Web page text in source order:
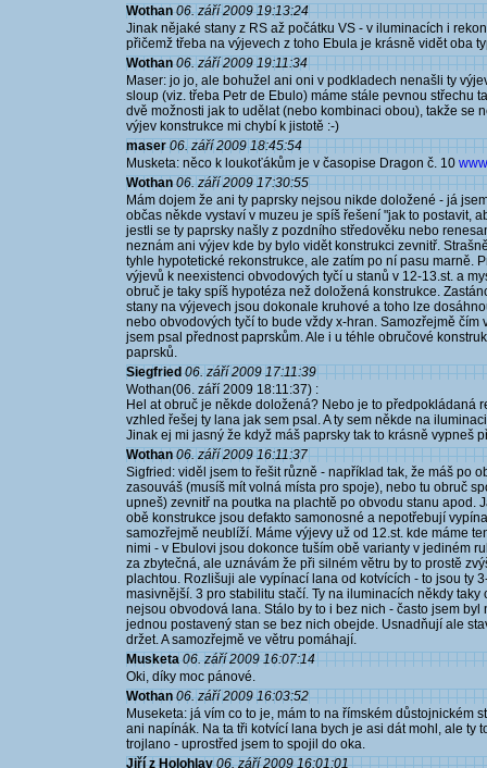
Wothan 06. září 2009 19:13:24
Jinak nějaké stany z RS až počátku VS - v iluminacích i
přičemž třeba na výjevech z toho Ebula je krásně vidět oba
Wothan 06. září 2009 19:11:34
Maser: jo jo, ale bohužel ani oni v podkladech nenašli ty
sloup (viz. třeba Petr de Ebulo) máme stále pevnou střechu
dvě možnosti jak to udělat (nebo kombinaci obou), takže se
výjev konstrukce mi chybí k jistotě :-)
maser 06. září 2009 18:45:54
Musketa: něco k loukoťákům je v časopise Dragon č. 10
Wothan 06. září 2009 17:30:55
Mám dojem že ani ty paprsky nejsou nikde doložené - já
občas někde vystaví v muzeu je spíš řešení "jak to postavit,
jestli se ty paprsky našly z pozdního středověku nebo
neznám ani výjev kde by bylo vidět konstrukci zevnitř.
tyhle hypotetické rekonstrukce, ale zatím po ní pasu marně.
výjevů k neexistenci obvodových tyčí u stanů v 12-13.st. a
obruč je taky spíš hypotéza než doložená konstrukce.
stany na výjevech jsou dokonale kruhové a toho lze
nebo obvodových tyčí to bude vždy x-hran. Samozřejmě
jsem psal přednost paprskům. Ale i u téhle obručové
paprsků.
Siegfried 06. září 2009 17:11:39
Wothan(06. září 2009 18:11:37) :
Hel at obruč je někde doložená? Nebo je to předpokládaná
vzhled řešej ty lana jak sem psal. A ty sem někde na
Jinak ej mi jasný že když máš paprsky tak to krásně vypneš
Wothan 06. září 2009 16:11:37
Sigfried: viděl jsem to řešit různě - například tak, že máš po
zasouváš (musíš mít volná místa pro spoje), nebo tu obruč
upneš) zevnitř na poutka na plachtě po obvodu stanu apod.
obě konstrukce jsou defakto samonosné a nepotřebují
samozřejmě neublíží. Máme výjevy už od 12.st. kde máme
nimi - v Ebulovi jsou dokonce tuším obě varianty v jediném
za zbytečná, ale uznávám že při silném větru by to prostě
plachtou. Rozlišuji ale vypínací lana od kotvících - to jsou ty
masivnější. 3 pro stabilitu stačí. Ty na iluminacích někdy
nejsou obvodová lana. Stálo by to i bez nich - často jsem
jednou postavený stan se bez nich obejde. Usnadňují ale
držet. A samozřejmě ve větru pomáhají.
Musketa 06. září 2009 16:07:14
Oki, díky moc pánové.
Wothan 06. září 2009 16:03:52
Museketa: já vím co to je, mám to na římském důstojnickém
ani napínák. Na ta tři kotvící lana bych je asi dát mohl, ale ty
trojlano - uprostřed jsem to spojil do oka.
Jiří z Holohlav 06. září 2009 16:01:01